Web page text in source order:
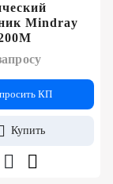
Mindray
КП
Купить